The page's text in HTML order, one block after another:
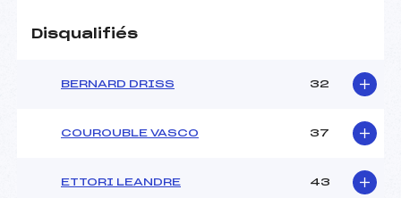
Disqualifiés
BERNARD DRISS 32
COUROUBLE VASCO 37
ETTORI LEANDRE 43